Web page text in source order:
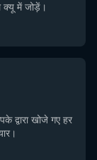
क्यू में जोड़ें।
द्वारा खोजे गए हर